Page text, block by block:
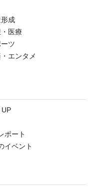
成
医療
ツ
エンタメ
UP
ポート
イベント